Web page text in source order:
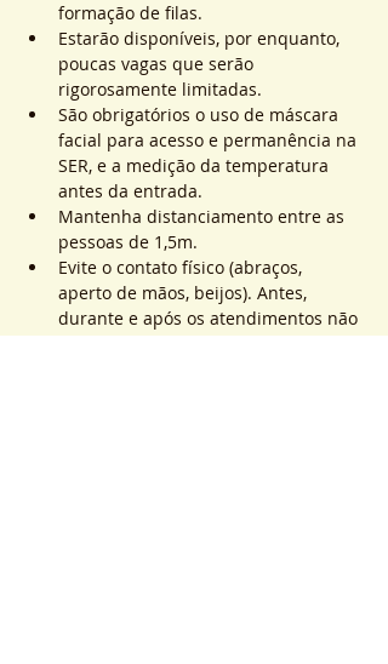
formação de filas.
Estarão disponíveis, por enquanto,
poucas vagas que serão
rigorosamente limitadas.
São obrigatórios o uso de máscara
facial para acesso e permanência na
SER, e a medição da temperatura
antes da entrada.
Mantenha distanciamento entre as
pessoas de 1,5m.
Evite o contato físico (abraços,
aperto de mãos, beijos). Antes,
durante e após os atendimentos não
realizaremos toques.